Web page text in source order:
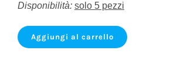
Disponibilità: solo 5 pezzi
Aggiungi al carrello